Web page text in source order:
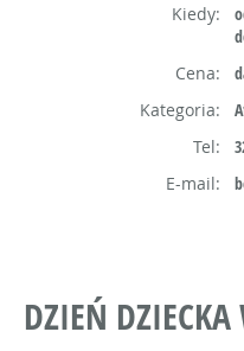
Kiedy:
Cena:
Kategoria:
Tel:
E-mail:
DZIEŃ DZIECKA